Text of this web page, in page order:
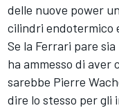
MONOPOSTO
delle nuove power
cilindri endotermico
Se la Ferrari pare
ha ammesso di aver
sarebbe Pierre
dire lo stesso per gli